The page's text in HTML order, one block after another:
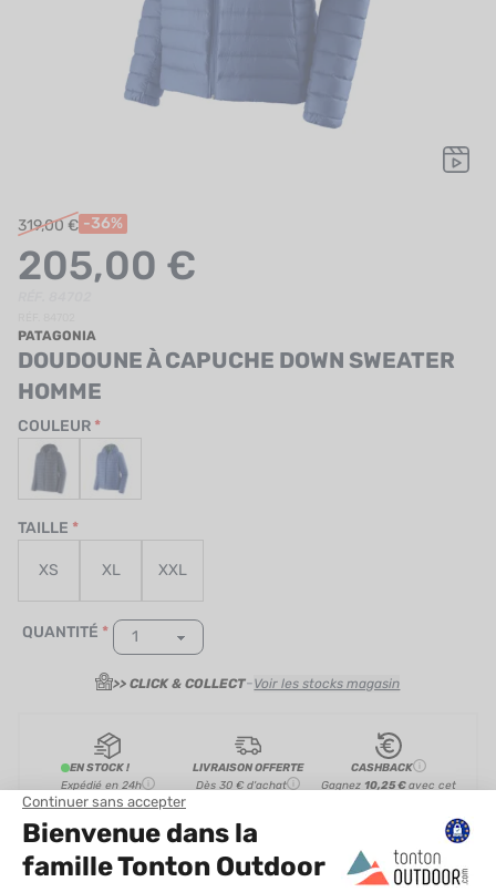
MES FAVORIS
CONTACT
319,00 € -36%
205,00 €
PATAGONIA
DOUDOUNE À CAPUCHE DOWN SWEATER
HOMME
COULEUR
TAILLE
XS XL XXL
QUANTITÉ
>> CLICK & COLLECT-Voir les stocks magasin
EN STOCK !
Expédié en 24h
LIVRAISON OFFERTE
Dès 30 € d'achat
CASHBACK
Gagnez 10,25 €avec cet
» À ASSOCIER AVEC